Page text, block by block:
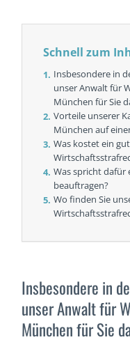
Schnell zum
Insbesondere in
unser Anwalt für
München für Sie
Vorteile unserer
München auf
Was kostet ein
Was spricht dafür
beauftragen?
Wo finden Sie
Insbesondere in
unser Anwalt für
München für Sie